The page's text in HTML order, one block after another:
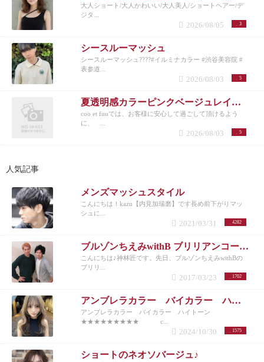
大人ショート/大人かわいい/大人美人/ショートヘアー/デ
ジタ...
3
2026/08/05
シースルーマッシュ
シースルーマッシュ????#イルミナカラー #渋谷美容院 #
表参道...
5
2026/08/03
夏透明感カラーピンクベージュレイヤーカット
coo et fuuでは、お客様に安心して過ごして頂けるよう
に、 ...
5
2026/08/03
人気記事
メンズマッシュスタイル
こんにちは！kazu【内見加瑞磨】です長め前下がりマッ
シュに...
4282
2021/03/31
ブルゾンちえみwithB ブリリアンコージ君♪
こんにちは♪神林匠です。先日、ブルゾンちえみwithBの
ブリリ...
1702
2017/03/23
アンブレラカラー バイカラー ハイトーン
アンブレラカラー バイカラー ハイトーン
★★★★★★★★★ c...
1575
2024/10/30
ショートのネオソバージュ♪